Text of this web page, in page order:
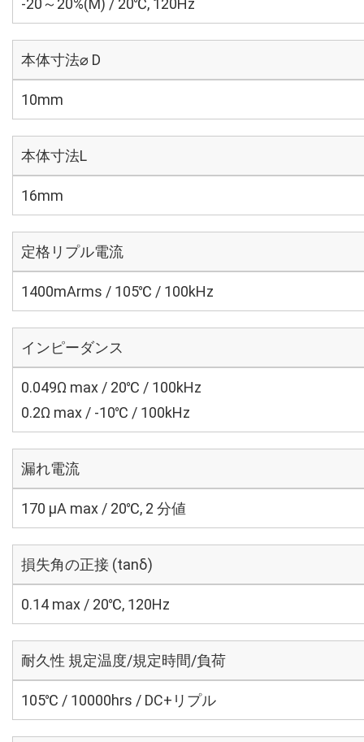
-20～20%(M) / 20℃, 120Hz
本体寸法⌀ D
10mm
本体寸法L
16mm
定格リプル電流
1400mArms / 105℃ / 100kHz
インピーダンス
0.049Ω max / 20℃ / 100kHz
0.2Ω max / -10℃ / 100kHz
漏れ電流
170 μA max / 20℃, 2 分値
損失角の正接 (tanδ)
0.14 max / 20℃, 120Hz
耐久性 規定温度/規定時間/負荷
105℃ / 10000hrs / DC+リプル